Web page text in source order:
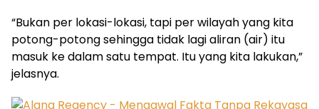
“Bukan per lokasi-lokasi, tapi per wilayah yang kita
potong-potong sehingga tidak lagi aliran (air) itu
masuk ke dalam satu tempat. Itu yang kita lakukan,”
jelasnya.